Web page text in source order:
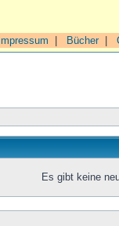
Impressum Bücher|
Es gibt keine